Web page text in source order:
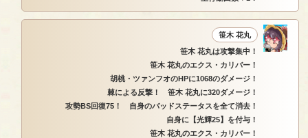
笹木 花丸
笹木 花丸は攻撃集中！
笹木 花丸のエクス・カリバー！
胡桃・ツァンフオのHPに1068のダメージ！
棘による反撃！ 笹木 花丸に320ダメージ！
攻勢BS回復75！ 自身のバッドステータスを全て消去！
自身に【光輝25】を付与！
笹木 花丸のエクス・カリバー！